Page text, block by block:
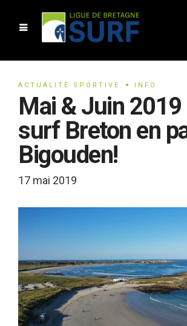
ACTUALITÉ SPORTIVE INFO
Mai & Juin 2019
surf Breton en
Bigouden!
17 mai 2019